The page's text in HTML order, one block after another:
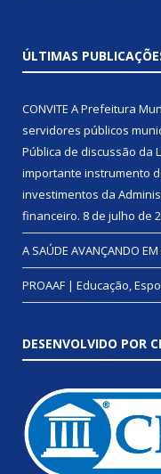
ÚLTIMAS
CONVITE A Prefeitura
servidores públicos
Pública de discussão da
importante instrumento
investimentos da
financeiro. 8 de julho de
A SAÚDE AVANÇANDO
PROAAF | Educação,
DESENVOLVIDO POR